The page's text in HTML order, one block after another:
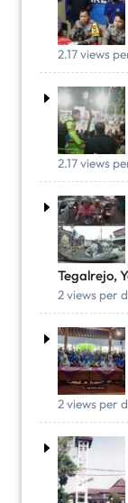
2.17 views
2.17 views
Tegalrejo,
2 views per
2 views per